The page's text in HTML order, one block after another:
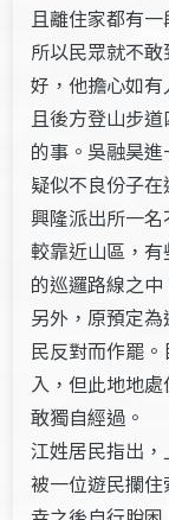
且離住家都有
所以民眾就不
好，他擔心如有
且後方登山步
的事。吳融昊
疑似不良份子在
興隆派出所一
較靠近山區，
的巡邏路線之
另外，原預定
民反對而作罷
入，但此地地
敢獨自經過。
江姓居民指出，
被一位遊民攔